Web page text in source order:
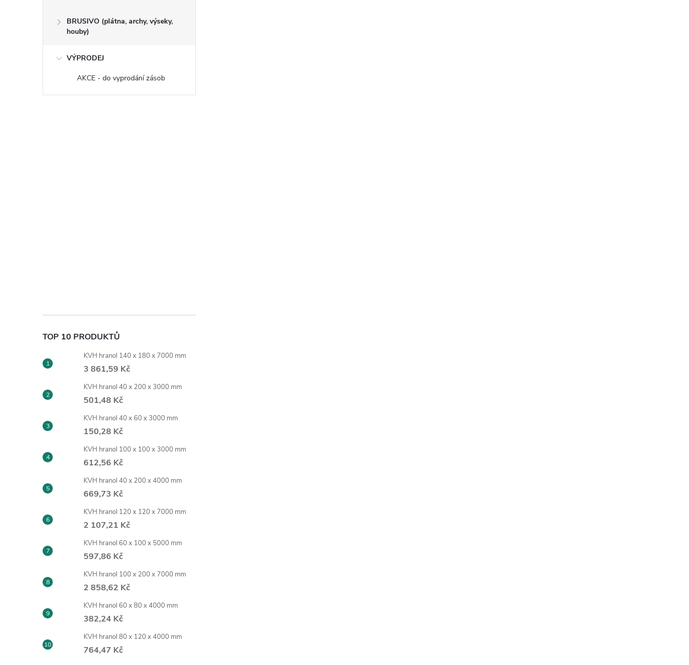
BRUSIVO (plátna, archy, výseky,
houby)
VÝPRODEJ
AKCE - do vyprodání zásob
TOP 10 PRODUKTŮ
KVH hranol 140 x 180 x 7000 mm
3 861,59 Kč
KVH hranol 40 x 200 x 3000 mm
501,48 Kč
KVH hranol 40 x 60 x 3000 mm
150,28 Kč
KVH hranol 100 x 100 x 3000 mm
612,56 Kč
KVH hranol 40 x 200 x 4000 mm
669,73 Kč
KVH hranol 120 x 120 x 7000 mm
2 107,21 Kč
KVH hranol 60 x 100 x 5000 mm
597,86 Kč
KVH hranol 100 x 200 x 7000 mm
2 858,62 Kč
KVH hranol 60 x 80 x 4000 mm
382,24 Kč
KVH hranol 80 x 120 x 4000 mm
764,47 Kč